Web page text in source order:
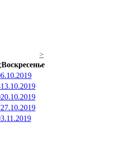
>
Воскресенье
13.10.2019
20.10.2019
27.10.2019